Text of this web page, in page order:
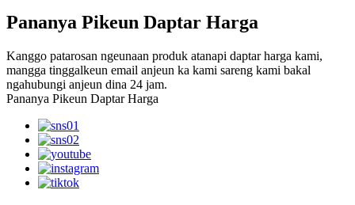
Pananya Pikeun Daptar Harga
Kanggo patarosan ngeunaan produk atanapi daptar harga kami,
mangga tinggalkeun email anjeun ka kami sareng kami bakal
ngahubungi anjeun dina 24 jam.
Pananya Pikeun Daptar Harga